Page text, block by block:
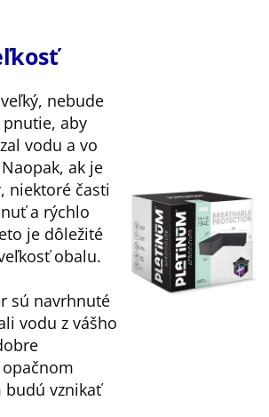
nebude
aby
vodu a vo
ak je
niektoré časti
a rýchlo
je dôležité
obalu.
sú navrhnuté
vodu z vášho
vznikať